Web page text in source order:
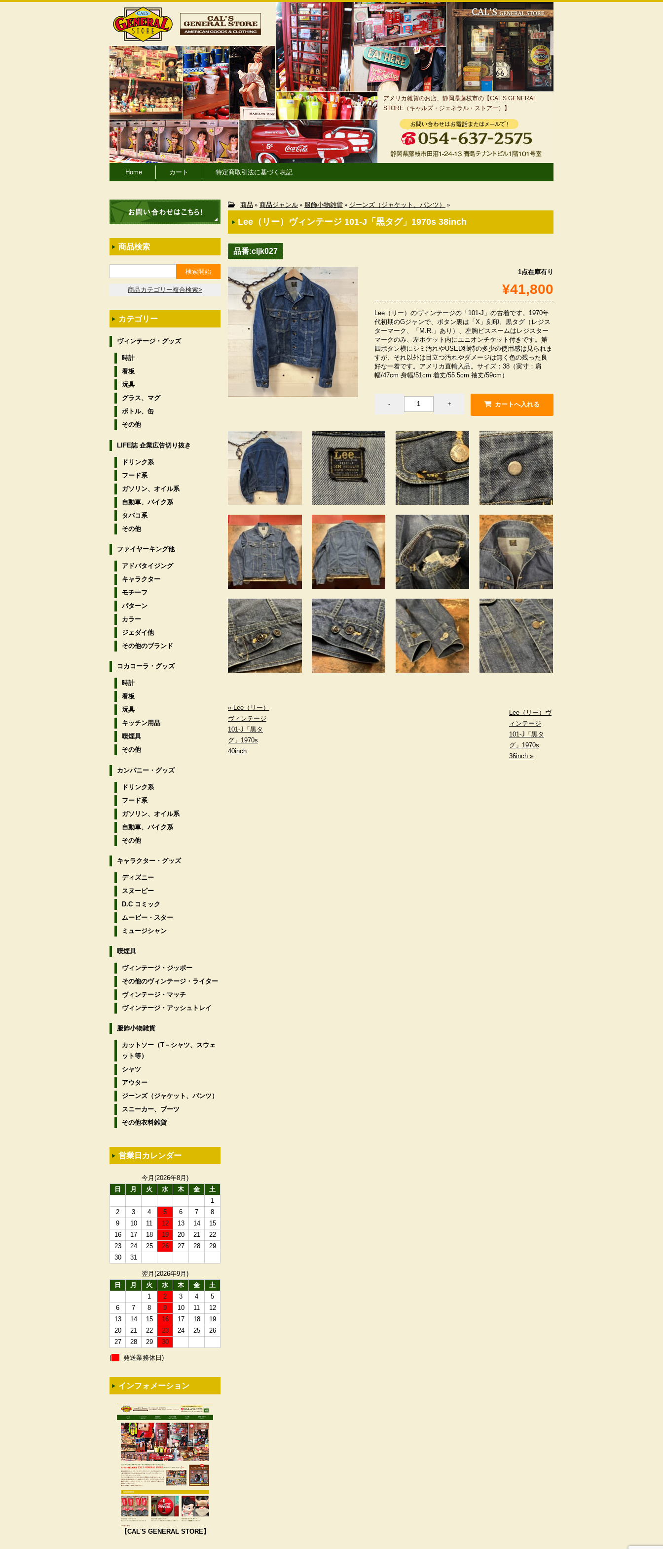
アメリカ雑貨のお店、静岡県藤枝市の【CAL’S GENERAL
STORE（キャルズ・ジェネラル・ストアー）】
Home カート 特定商取引法に基づく表記
商品 » 商品ジャンル » 服飾小物雑貨 » ジーンズ（ジャケット、パンツ） »
Lee（リー）ヴィンテージ 101-J「黒タグ」1970s 38inch
品番:cljk027
1点在庫有り
¥41,800
Lee（リー）のヴィンテージの「101-J」の古着です。1970年
代初期のGジャンで、ボタン裏は「X」刻印、黒タグ（レジス
ターマーク、「M.R.」あり）、左胸ピスネームはレジスター
マークのみ、左ポケット内にユニオンチケット付きです。第
四ボタン横にシミ汚れやUSED独特の多少の使用感は見られま
すが、それ以外は目立つ汚れやダメージは無く色の残った良
好な一着です。アメリカ直輸入品。サイズ：38（実寸：肩
幅/47cm 身幅/51cm 着丈/55.5cm 袖丈/59cm）
« Lee（リー）
ヴィンテージ
101-J「黒タ
グ」1970s
40inch
Lee（リー）ヴ
ィンテージ
101-J「黒タ
グ」1970s
36inch »
商品検索
商品カテゴリー複合検索>
カテゴリー
ヴィンテージ・グッズ
時計
看板
玩具
グラス、マグ
ボトル、缶
その他
LIFE誌 企業広告切り抜き
ドリンク系
フード系
ガソリン、オイル系
自動車、バイク系
タバコ系
その他
ファイヤーキング他
アドバタイジング
キャラクター
モチーフ
パターン
カラー
ジェダイ他
その他のブランド
コカコーラ・グッズ
時計
看板
玩具
キッチン用品
喫煙具
その他
カンパニー・グッズ
ドリンク系
フード系
ガソリン、オイル系
自動車、バイク系
その他
キャラクター・グッズ
ディズニー
スヌーピー
D.C コミック
ムービー・スター
ミュージシャン
喫煙具
ヴィンテージ・ジッポー
その他のヴィンテージ・ライター
ヴィンテージ・マッチ
ヴィンテージ・アッシュトレイ
服飾小物雑貨
カットソー（T－シャツ、スウェ
ット等）
シャツ
アウター
ジーンズ（ジャケット、パンツ）
スニーカー、ブーツ
その他衣料雑貨
営業日カレンダー
今月(2026年8月)
日
月 火 水 木 金
土
1
2
3 4 5 6 7
8
9
10 11 12 13 14
15
16
17 18 19 20 21
22
23
24 25 26 27 28
29
30
31
翌月(2026年9月)
日
月 火 水 木 金
土
1
2 3 4
5
6
7 8 9 10 11
12
13
14 15 16 17 18
19
20
21 22 23 24 25
26
27
28 29 30
( 発送業務休日)
インフォメーション
【CAL'S GENERAL STORE】